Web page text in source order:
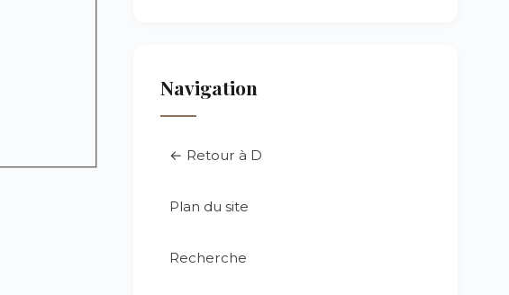
Navigation
← Retour à D
Plan du site
Recherche